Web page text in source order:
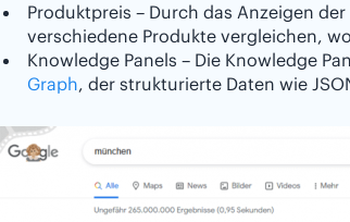
Produktpreis – Durch das Anzeigen
verschiedene Produkte vergleichen,
Knowledge Panels – Die Knowledge
Graph, der strukturierte Daten wie